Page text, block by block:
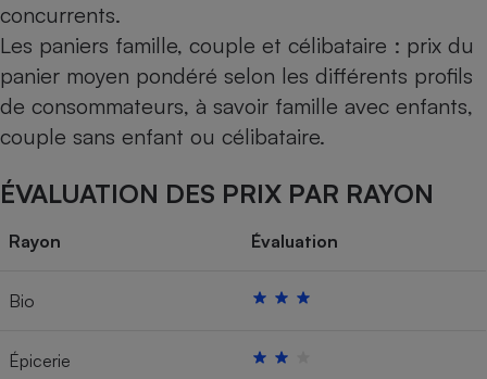
concurrents.
Les paniers famille, couple et célibataire : prix du
panier moyen pondéré selon les différents profils
de consommateurs, à savoir famille avec enfants,
couple sans enfant ou célibataire.
ÉVALUATION DES PRIX PAR RAYON
Rayon Évaluation
Bio
Épicerie